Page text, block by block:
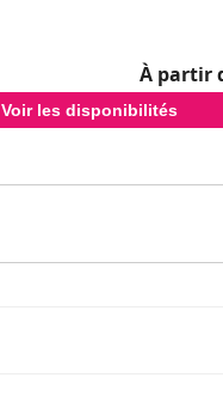
À partir
Voir les disponibilités